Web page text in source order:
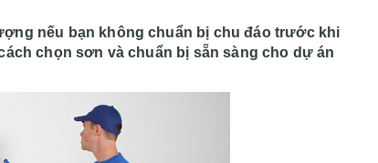
nếu bạn không chuẩn bị chu đáo trước khi
chọn sơn và chuẩn bị sẵn sàng cho dự án